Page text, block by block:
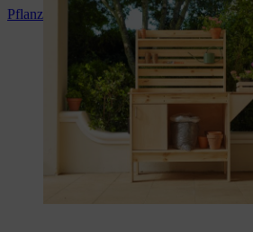
Pflanztisch selber bauen